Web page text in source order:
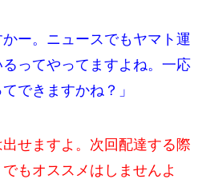
ー。ニュースでもヤマト運
ってやってますよね。一応
できますかね？」
せますよ。次回配達する際
もオススメはしませんよ